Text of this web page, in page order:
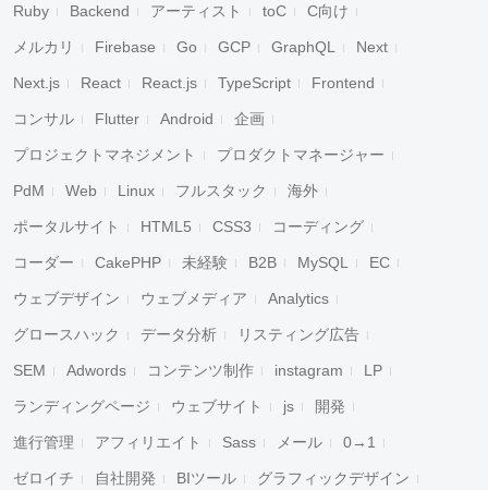
Ruby Backend アーティスト toC C向け
メルカリ Firebase Go GCP GraphQL Next
Next.js React React.js TypeScript Frontend
コンサル Flutter Android 企画
プロジェクトマネジメント プロダクトマネージャー
PdM Web Linux フルスタック 海外
ポータルサイト HTML5 CSS3 コーディング
コーダー CakePHP 未経験 B2B MySQL EC
ウェブデザイン ウェブメディア Analytics
グロースハック データ分析 リスティング広告
SEM Adwords コンテンツ制作 instagram LP
ランディングページ ウェブサイト js 開発
進行管理 アフィリエイト Sass メール 0→1
ゼロイチ 自社開発 BIツール グラフィックデザイン